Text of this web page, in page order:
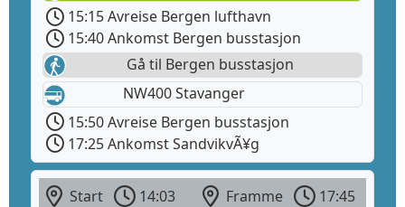
15:15 Avreise Bergen lufthavn
15:40 Ankomst Bergen busstasjon
Gå til Bergen busstasjon
NW400 Stavanger
15:50 Avreise Bergen busstasjon
17:25 Ankomst SandvikvÃ¥g
Start 14:03 Framme
17:45